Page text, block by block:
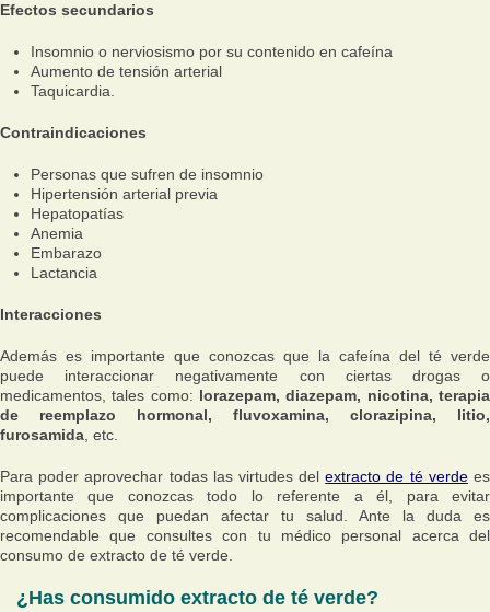
Efectos secundarios
Insomnio o nerviosismo por su contenido en cafeína
Aumento de tensión arterial
Taquicardia.
Contraindicaciones
Personas que sufren de insomnio
Hipertensión arterial previa
Hepatopatías
Anemia
Embarazo
Lactancia
Interacciones
Además es importante que conozcas que la cafeína del té verde
puede interaccionar negativamente con ciertas drogas o
medicamentos, tales como: lorazepam, diazepam, nicotina, terapia
de reemplazo hormonal, fluvoxamina, clorazipina, litio,
furosamida , etc.
Para poder aprovechar todas las virtudes delextracto de té verdees
importante que conozcas todo lo referente a él, para evitar
complicaciones que puedan afectar tu salud. Ante la duda es
recomendable que consultes con tu médico personal acerca del
consumo de extracto de té verde.
¿Has consumido extracto de té verde?